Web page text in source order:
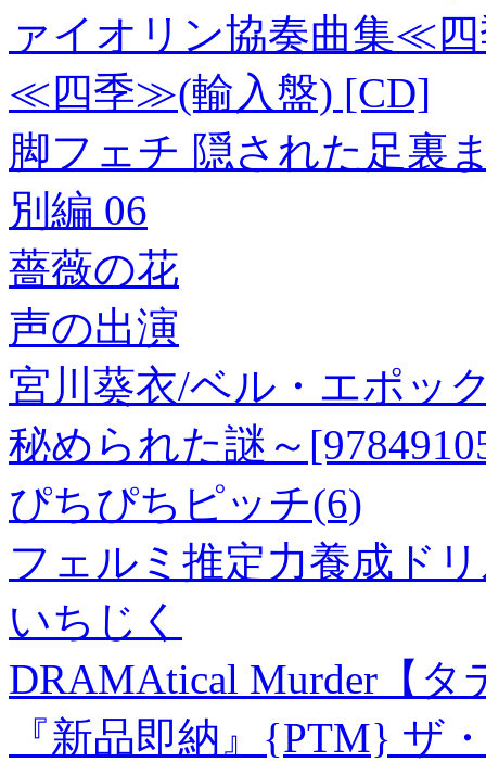
ァイオリン協奏曲集≪
≪四季≫(輸入盤) [CD]
脚フェチ 隠された足裏
別編 06
薔薇の花
声の出演
宮川葵衣/ベル・エポッ
秘められた謎～
ぴちぴちピッチ(6)
フェルミ推定力養成ド
いちじく
DRAMAtical Murder【タ
『新品即納』{PTM} ザ